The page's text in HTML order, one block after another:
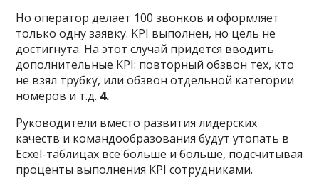
Но оператор делает 100 звонков и оформляет
только одну заявку. KPI выполнен, но цель не
достигнута. На этот случай придется вводить
дополнительные KPI: повторный обзвон тех, кто
не взял трубку, или обзвон отдельной категории
номеров и т.д. 4.
Руководители вместо развития лидерских
качеств и командообразования будут утопать в
Ecxel-таблицах все больше и больше, подсчитывая
проценты выполнения KPI сотрудниками.